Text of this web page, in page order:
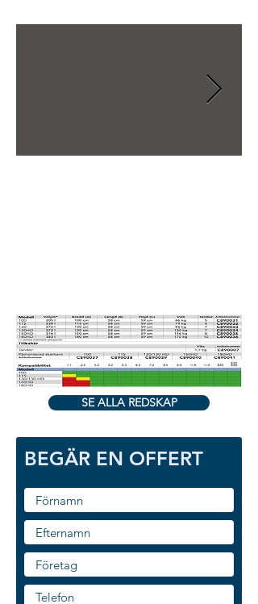
SE ALLA REDSKAP
BEGÄR EN OFFERT